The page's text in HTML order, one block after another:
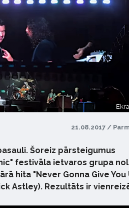
21.08.2017 /
Šoreiz pārsteigumus
festivāla ietvaros grupa
hita "Never Gonna Give You
Astley). Rezultāts ir